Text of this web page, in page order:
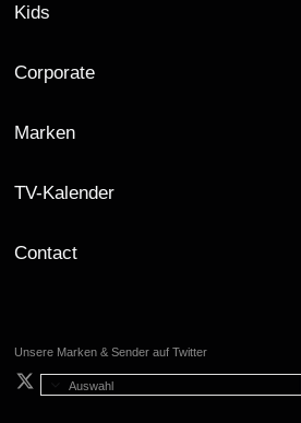
Kids
Corporate
Marken
TV-Kalender
Contact
Unsere Marken & Sender auf Twitter
Auswahl